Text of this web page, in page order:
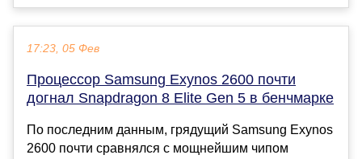
17:23, 05 Фев
Процессор Samsung Exynos 2600 почти
догнал Snapdragon 8 Elite Gen 5 в бенчмарке
По последним данным, грядущий Samsung Exynos
2600 почти сравнялся с мощнейшим чипом